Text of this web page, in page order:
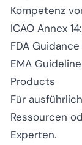
Kompetenz
ICAO Annex
FDA
EMA
Products
Für
Ressourcen
Experten.